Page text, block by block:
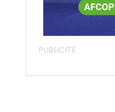
PUBLICITÉ